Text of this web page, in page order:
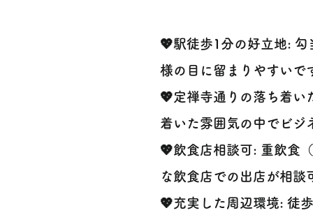
💖駅徒歩1分の好立地:
様の目に留まりやすいで
💖定禅寺通りの落ち着い
着いた雰囲気の中でビジ
💖飲食店相談可: 重飲食
な飲食店での出店が相
💖充実した周辺環境: 徒